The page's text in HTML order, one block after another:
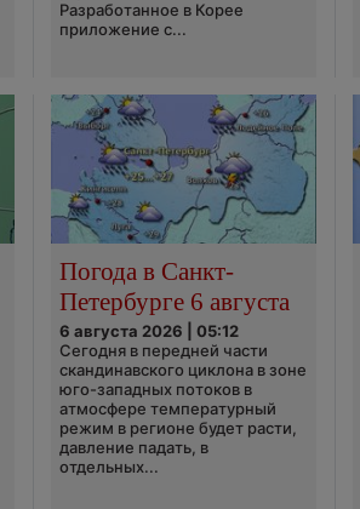
Разработанное в Корее
приложение с...
Погода в Санкт-
Петербурге 6 августа
6 августа 2026 | 05:12
Сегодня в передней части
скандинавского циклона в зоне
юго-западных потоков в
атмосфере температурный
режим в регионе будет расти,
давление падать, в
отдельных...